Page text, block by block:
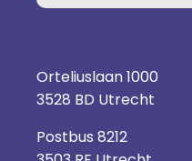
Orteliuslaan 1000
3528 BD Utrecht
Postbus 8212